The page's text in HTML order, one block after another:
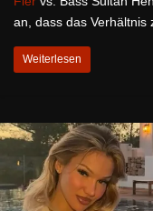
an, dass das Verhältnis
Weiterlesen